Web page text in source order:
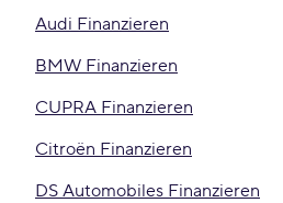
Audi Finanzieren
BMW Finanzieren
CUPRA Finanzieren
Citroën Finanzieren
DS Automobiles Finanzieren